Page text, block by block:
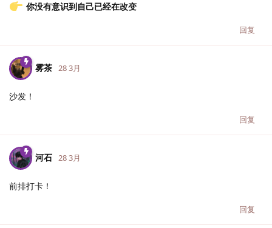
你没有意识到自己已经在改变
回复
雾茶 28 3月
沙发！
回复
河石 28 3月
前排打卡！
回复